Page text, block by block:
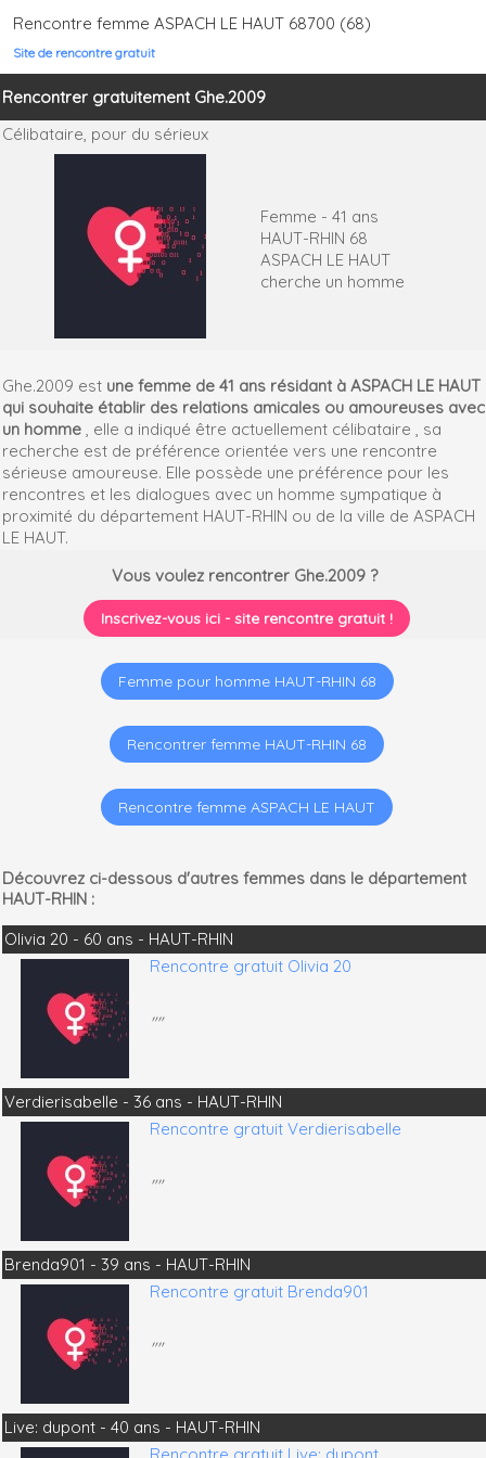
Rencontre femme ASPACH LE HAUT 68700 (68)
Site de rencontre gratuit
Rencontrer gratuitement Ghe.2009
Célibataire, pour du sérieux
Femme - 41 ans
HAUT-RHIN 68
ASPACH LE HAUT
cherche un homme
Ghe.2009 est une femme de 41 ans résidant à ASPACH LE HAUT
qui souhaite établir des relations amicales ou amoureuses avec
un homme , elle a indiqué être actuellement célibataire , sa
recherche est de préférence orientée vers une rencontre
sérieuse amoureuse. Elle possède une préférence pour les
rencontres et les dialogues avec un homme sympatique à
proximité du département HAUT-RHIN ou de la ville de ASPACH
LE HAUT.
Vous voulez rencontrer Ghe.2009 ?
Inscrivez-vous ici - site rencontre gratuit !
Femme pour homme HAUT-RHIN 68
Rencontrer femme HAUT-RHIN 68
Rencontre femme ASPACH LE HAUT
Découvrez ci-dessous d'autres femmes dans le département
HAUT-RHIN :
Olivia 20 - 60 ans - HAUT-RHIN
Rencontre gratuit Olivia 20
""
Verdierisabelle - 36 ans - HAUT-RHIN
Rencontre gratuit Verdierisabelle
""
Brenda901 - 39 ans - HAUT-RHIN
Rencontre gratuit Brenda901
""
Live: dupont - 40 ans - HAUT-RHIN